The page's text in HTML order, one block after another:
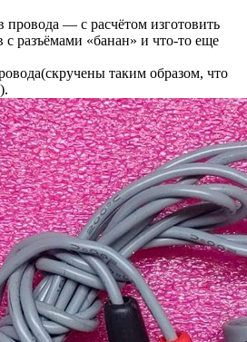
провода — с расчётом изготовить
разъёмами «банан» и что-то еще
таким образом, что